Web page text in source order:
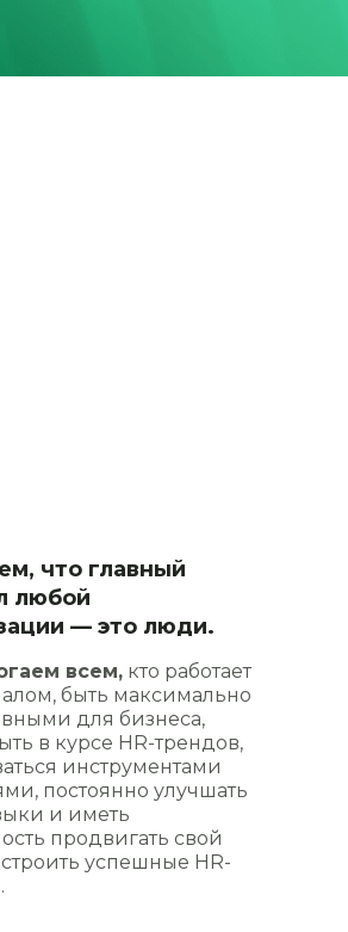
всем,кто работает
быть максимально
для бизнеса,
в курсе HR-трендов,
инструментами
постоянно улучшать
и иметь
продвигать свой
успешные HR-
что главный
любой
— это люди.